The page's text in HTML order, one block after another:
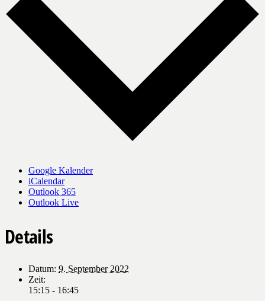
Google Kalender
iCalendar
Outlook 365
Outlook Live
Details
Datum: 9. September 2022
Zeit:
15:15 - 16:45